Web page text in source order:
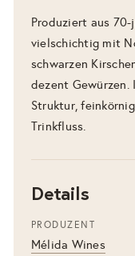
Produziert aus 70-
vielschichtig mit
schwarzen
dezent Gewürzen.
Struktur,
Trinkfluss.
Details
PRODUZENT
Mélida Wines